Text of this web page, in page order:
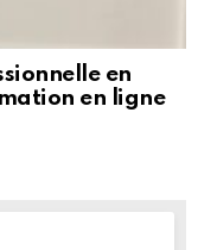
en
en ligne